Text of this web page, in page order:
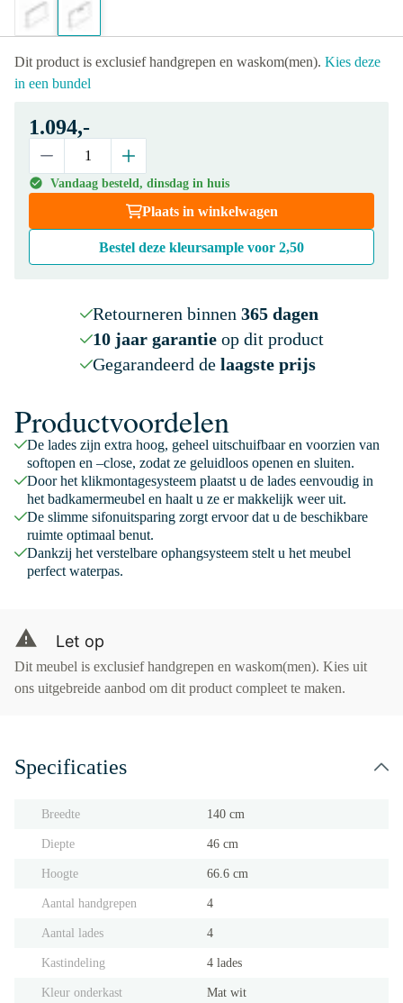
Dit product is exclusief handgrepen en waskom(men). Kies deze
in een bundel
1.094,-
Vandaag besteld, dinsdag in huis
Plaats in winkelwagen
Bestel deze kleursample voor 2,50
Retourneren binnen 365 dagen
10 jaar garantieop dit product
Gegarandeerd de laagste prijs
Productvoordelen
De lades zijn extra hoog, geheel uitschuifbaar en voorzien van
softopen en –close, zodat ze geluidloos openen en sluiten.
Door het klikmontagesysteem plaatst u de lades eenvoudig in
het badkamermeubel en haalt u ze er makkelijk weer uit.
De slimme sifonuitsparing zorgt ervoor dat u de beschikbare
ruimte optimaal benut.
Dankzij het verstelbare ophangsysteem stelt u het meubel
perfect waterpas.
Let op
Dit meubel is exclusief handgrepen en waskom(men). Kies uit
ons uitgebreide aanbod om dit product compleet te maken.
Specificaties
Breedte 140 cm
Diepte 46 cm
Hoogte 66.6 cm
Aantal handgrepen 4
Aantal lades 4
Kastindeling 4 lades
Kleur onderkast Mat wit